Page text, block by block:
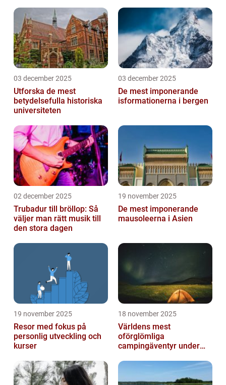
03 december 2025
Utforska de mest
betydelsefulla historiska
universiteten
03 december 2025
De mest imponerande
isformationerna i bergen
02 december 2025
Trubadur till bröllop: Så
väljer man rätt musik till
den stora dagen
19 november 2025
De mest imponerande
mausoleerna i Asien
19 november 2025
Resor med fokus på
personlig utveckling och
kurser
18 november 2025
Världens mest
oförglömliga
campingäventyr under